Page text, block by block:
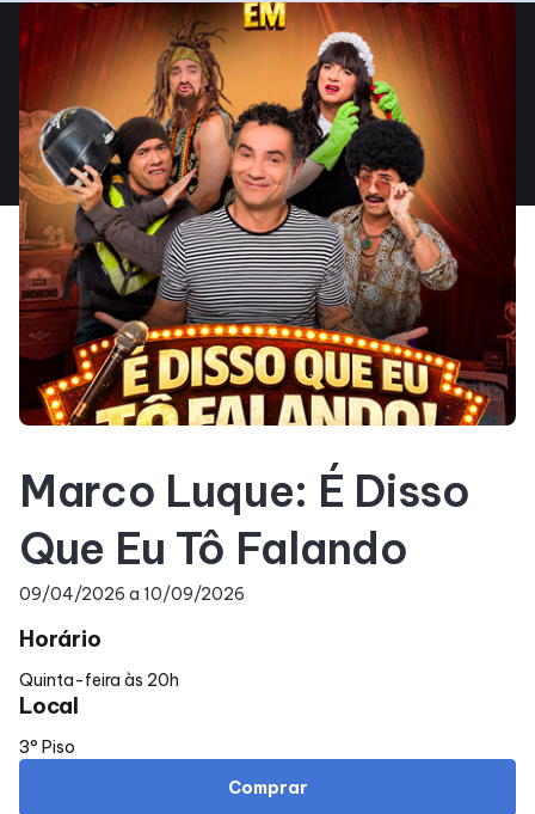
Facilidades
Horários
Entretenimento
Cinema
Teatro
Eventos
Fique por dentro
Lojas e Restaurantes
Lojas
Alimentação
Marco Luque: É Disso
Que Eu Tô Falando
09/04/2026 a 10/09/2026
Horário
Quinta-feira às 20h
Local
3° Piso
Comprar